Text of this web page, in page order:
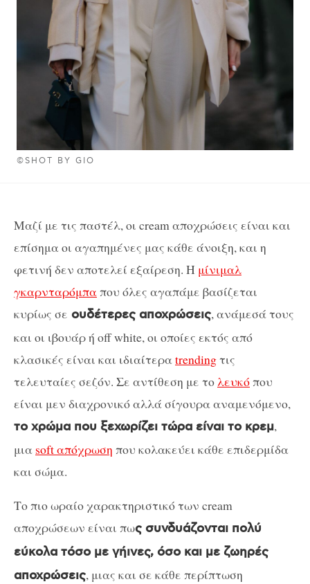
©SHOT BY GIO
Μαζί με τις παστέλ, οι cream αποχρώσεις είναι και
επίσημα οι αγαπημένες μας κάθε άνοιξη, και η
φετινή δεν αποτελεί εξαίρεση. Η μίνιμαλ
γκαρνταρόμπαπου όλες αγαπάμε βασίζεται
κυρίως σε ουδέτερες αποχρώσεις, ανάμεσά τους
και οι ιβουάρ ή off white, οι οποίες εκτός από
κλασικές είναι και ιδιαίτεραtrendingτις
τελευταίες σεζόν. Σε αντίθεση με το λευκόπου
είναι μεν διαχρονικό αλλά σίγουρα αναμενόμενο,
το χρώμα που ξεχωρίζει τώρα είναι το κρεμ,
μια soft απόχρωση που κολακεύει κάθε επιδερμίδα
και σώμα.
Το πιο ωραίο χαρακτηριστικό των cream
αποχρώσεων είναι πως συνδυάζονται πολύ
εύκολα τόσο με γήινες, όσο και με ζωηρές
αποχρώσεις, μιας και σε κάθε περίπτωση